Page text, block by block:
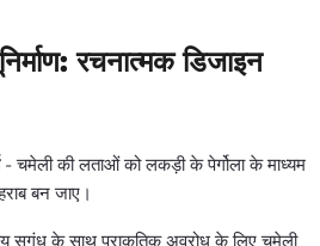
रचनात्मक डिजाइन
- चमेली की लताओं को लकड़ी के पेर्गोला के माध्यम
बन जाए।